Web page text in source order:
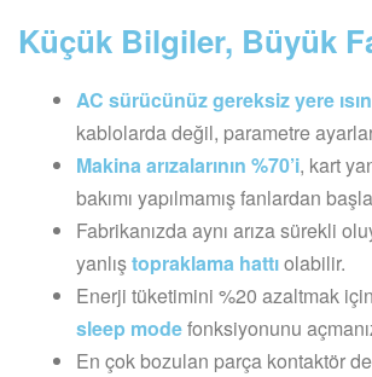
Küçük Bilgiler, Büyük
AC sürücünüz gereksiz yere
kablolarda değil, parametre
Makina arızalarının %70’i, kart
bakımı yapılmamış fanlardan
Fabrikanızda aynı arıza sürekli
yanlıştopraklama hattıolabilir.
Enerji tüketimini %20 azaltmak
sleep modefonksiyonunu
En çok bozulan parça kontaktör